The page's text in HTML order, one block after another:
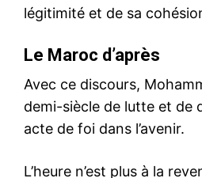
légitimité et de sa
Le Maroc d’après
Avec ce discours,
demi-siècle de lutte et de
acte de foi dans l’avenir.
L’heure n’est plus à la